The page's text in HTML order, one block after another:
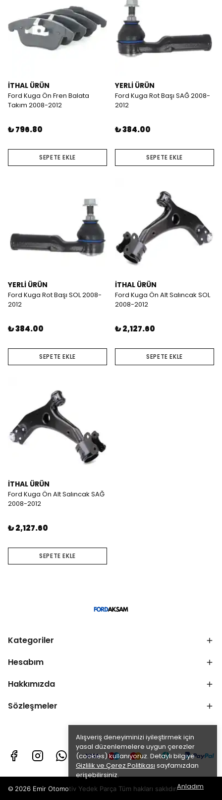
Alışveriş deneyiminizi iyileştirmek için
yasal düzenlemelere uygun çerezler
(cookies) kullanıyoruz. Detaylı bilgiye
Gizlilik ve Çerez Politikası sayfamızdan
erişebilirsiniz.
Anladım
İTHAL ÜRÜN
Ford Kuga Ön Fren Balata
Takım 2008-2012
₺ 796.80
SEPETE EKLE
YERLİ ÜRÜN
Ford Kuga Rot Başı SAĞ 2008-
2012
₺ 384.00
SEPETE EKLE
YERLİ ÜRÜN
Ford Kuga Rot Başı SOL 2008-
2012
₺ 384.00
SEPETE EKLE
İTHAL ÜRÜN
Ford Kuga Ön Alt Salıncak SOL
2008-2012
₺ 2,127.60
SEPETE EKLE
İTHAL ÜRÜN
Ford Kuga Ön Alt Salıncak SAĞ
2008-2012
₺ 2,127.60
SEPETE EKLE
Kategoriler
Hesabım
Hakkımızda
Sözleşmeler
© 2026 Emir Otomotiv Yedek Parça Tüm hakları saklıdır.